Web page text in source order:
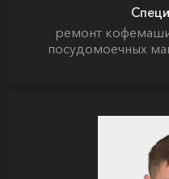
ремонт
посудомоечных